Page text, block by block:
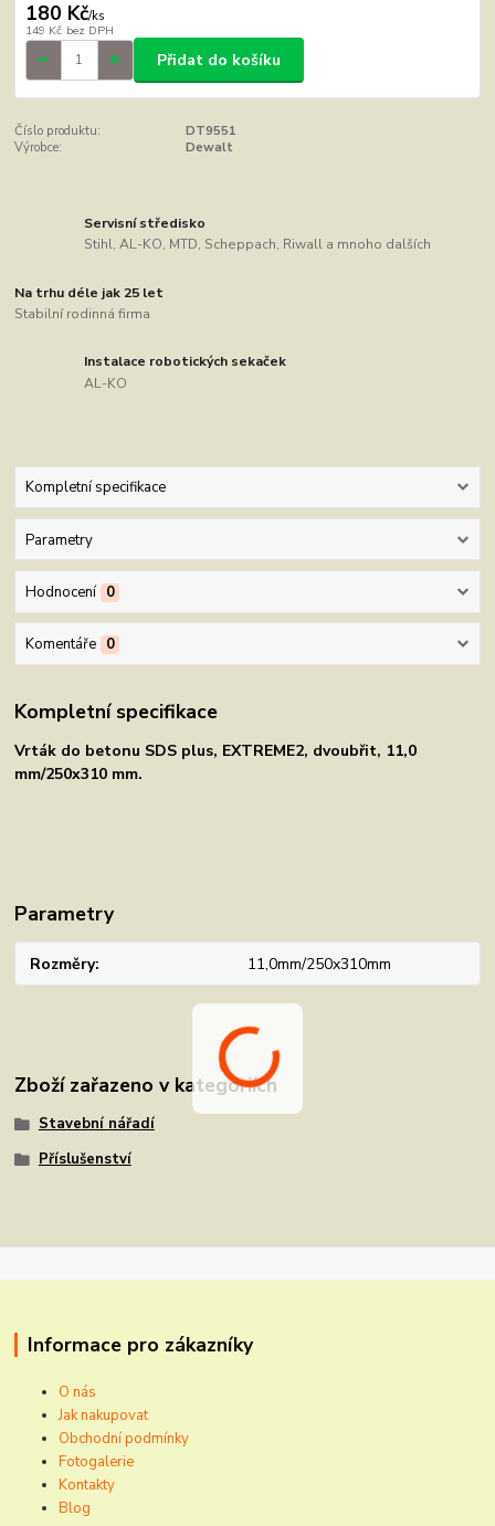
180 Kč/ks
149 Kč bez DPH
Přidat do košíku
Číslo produktu:
DT9551
Výrobce:
Dewalt
Servisní středisko
Stihl, AL-KO, MTD, Scheppach, Riwall a mnoho dalších
Na trhu déle jak 25 let
Stabilní rodinná firma
Instalace robotických sekaček
AL-KO
Kompletní specifikace
Parametry
Hodnocení 0
Komentáře 0
Kompletní specifikace
Vrták do betonu SDS plus, EXTREME2, dvoubřit, 11,0
mm/250x310 mm.
Parametry
Rozměry 11,0mm/250x310mm
Zboží zařazeno v kategoriích
Stavební nářadí
Příslušenství
Informace pro zákazníky
O nás
Jak nakupovat
Obchodní podmínky
Fotogalerie
Kontakty
Blog